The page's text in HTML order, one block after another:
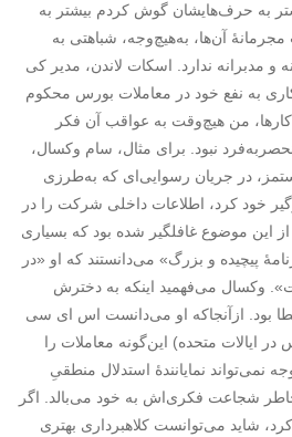
به حرف‌هایشان گوش کردم بیشتر به
آن‌ها، به‌هیچ‌وجه، شباهتی به
و مدبرانه ندارد. اسکات لاندن، مدیر کی
به نفع خود در معاملات بورس محکوم
من هیچ‌‌وقت به عواقب آن فکر
نبود. برای مثال، سام وکسال،
در جریان رسوایی‌ای که به‌طرزی
خود کرد، اطلاعات داخلی شرکت را در
این موضوع غافلگیر شده بود که بسیاری
پیچیده و بزرگ» می‌دانستند که او «در
وکسال می‌فهمید اینکه به دخترش
بود. ازآنجاکه او می‌دانست اس ای سی
در ایالات متحده) این‌گونه معاملات را
نمی‌تواند نمایانندۀ استدلال منطقیِ
شجاعت فکری‌اش به خود می‌بالد. اگر
شاید می‌توانست کلاهبرداری بهتری